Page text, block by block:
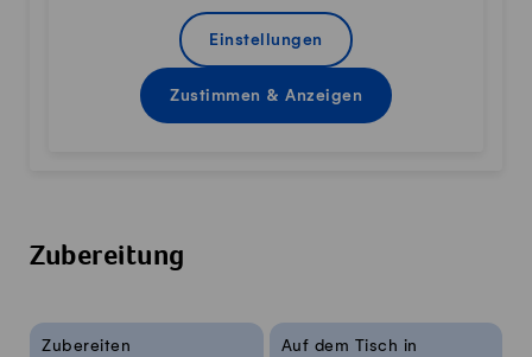
Einstellungen
Zustimmen & Anzeigen
Zubereitung
Rezeptinfos
Zubereiten
Auf dem Tisch in